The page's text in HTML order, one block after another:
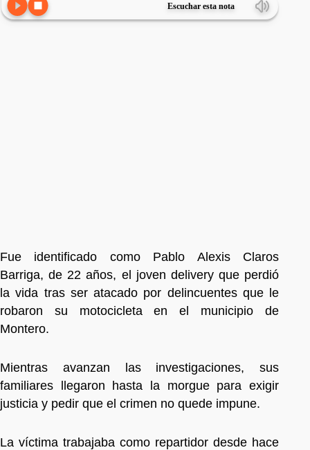
Escuchar esta nota
Fue identificado como Pablo Alexis Claros
Barriga, de 22 años, el joven delivery que perdió
la vida tras ser atacado por delincuentes que le
robaron su motocicleta en el municipio de
Montero.
Mientras avanzan las investigaciones, sus
familiares llegaron hasta la morgue para exigir
justicia y pedir que el crimen no quede impune.
La víctima trabajaba como repartidor desde hace